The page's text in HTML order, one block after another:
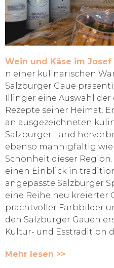
Wein und Käse im
n einer kulinarischen
Salzburger Gaue
Illinger eine Auswahl
Rezepte seiner Heimat.
an ausgezeichneten
Salzburger Land
ebenso mannigfaltig
Schönheit dieser
einen Einblick in
angepasste Salzburger
eine Reihe neu kreierter
prachtvoller Farbbilder
den Salzburger Gauen
Kultur- und Esstradition
Mehr lesen >>